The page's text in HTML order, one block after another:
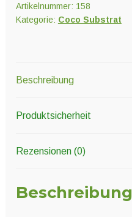
Artikelnummer: 158
Kategorie: Coco Substrat
Beschreibung
Produktsicherheit
Rezensionen (0)
Beschreibung